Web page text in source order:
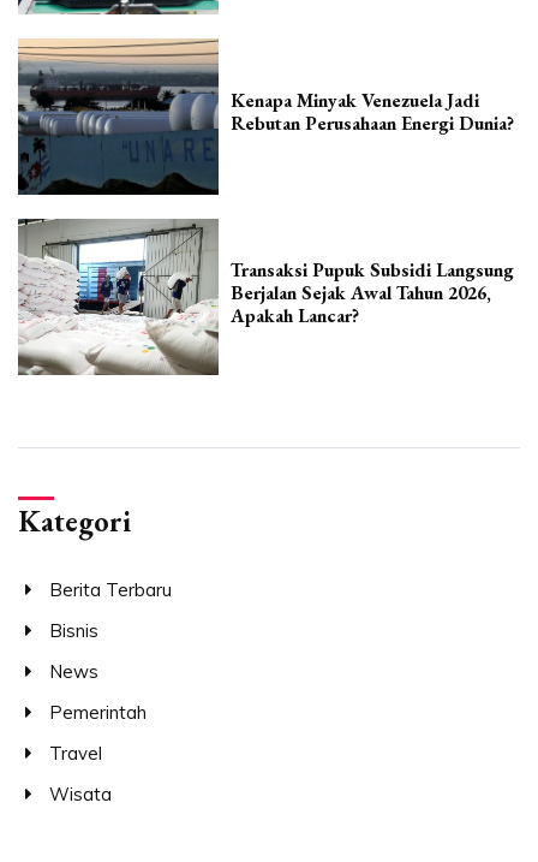
Kenapa Minyak Venezuela Jadi
Rebutan Perusahaan Energi Dunia?
Transaksi Pupuk Subsidi Langsung
Berjalan Sejak Awal Tahun 2026,
Apakah Lancar?
Kategori
Berita Terbaru
Bisnis
News
Pemerintah
Travel
Wisata